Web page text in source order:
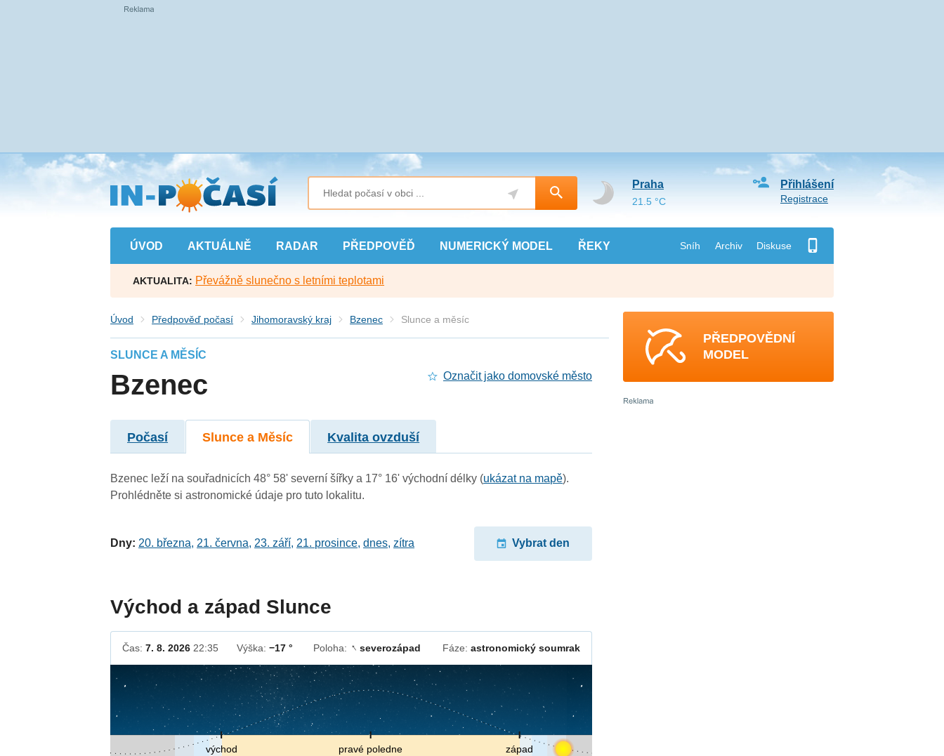
Přejít
na
hlavní
obsah
ÚVOD AKTUÁLNĚ RADAR PŘEDPOVĚĎ NUMERICKÝ MODEL ŘEKY Sníh Archiv Diskuse
Přihlášení
Registrace
Praha
21.5 °C
AKTUALITA: Převážně slunečno s letními teplotami
Úvod Předpověď počasí Jihomoravský kraj Bzenec Slunce a měsíc
SLUNCE A MĚSÍC
Bzenec Označit jako domovské město
Počasí Slunce a Měsíc Kvalita ovzduší
Bzenec leží na souřadnicích 48° 58' severní šířky a 17° 16' východní délky (ukázat na mapě).
Prohlédněte si astronomické údaje pro tuto lokalitu.
Dny: 20. března, 21. června, 23. září, 21. prosince,dnes,zítra Vybrat den
Východ a západ Slunce
Čas:7. 8. 2026 22:35 Výška:−17 ° Poloha: ↓severozápad Fáze: astronomický soumrak
pravé poledne
východ západ
PŘEDPOVĚDNÍ
MODEL